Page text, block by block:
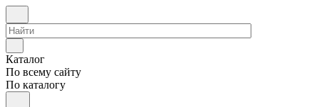
Каталог
По всему сайту
По каталогу